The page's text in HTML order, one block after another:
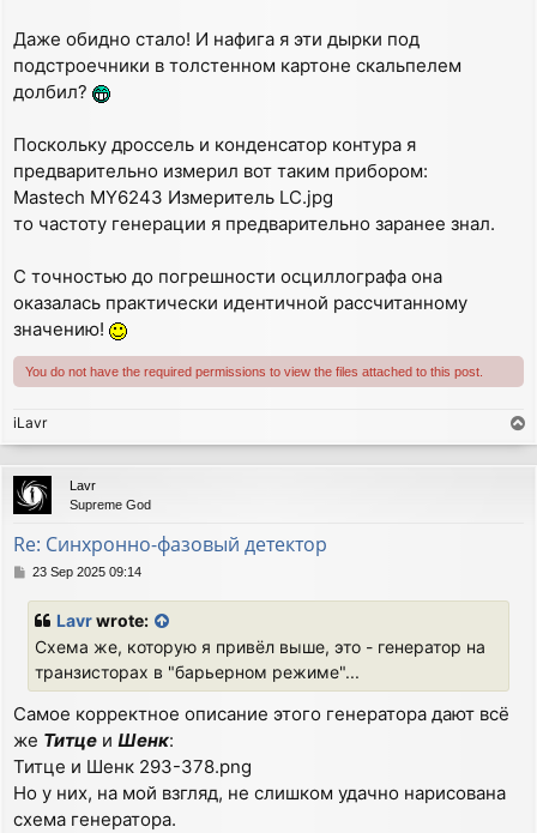
Даже обидно стало! И нафига я эти дырки под
подстроечники в толстенном картоне скальпелем
долбил?
Поскольку дроссель и конденсатор контура я
предварительно измерил вот таким прибором:
Mastech MY6243 Измеритель LC.jpg
то частоту генерации я предварительно заранее знал.
С точностью до погрешности осциллографа она
оказалась практически идентичной рассчитанному
значению!
You do not have the required permissions to view the files attached to this post.
iLavr
o
p
Lavr
Supreme God
Re: Синхронно-фазовый детектор
P23 Sep 2025 09:14
Lavrwrote:
Схема же, которую я привёл выше, это - генератор на
транзисторах в "барьерном режиме"...
Самое корректное описание этого генератора дают всё
же Титце и Шенк:
Титце и Шенк 293-378.png
Но у них, на мой взгляд, не слишком удачно нарисована
схема генератора.